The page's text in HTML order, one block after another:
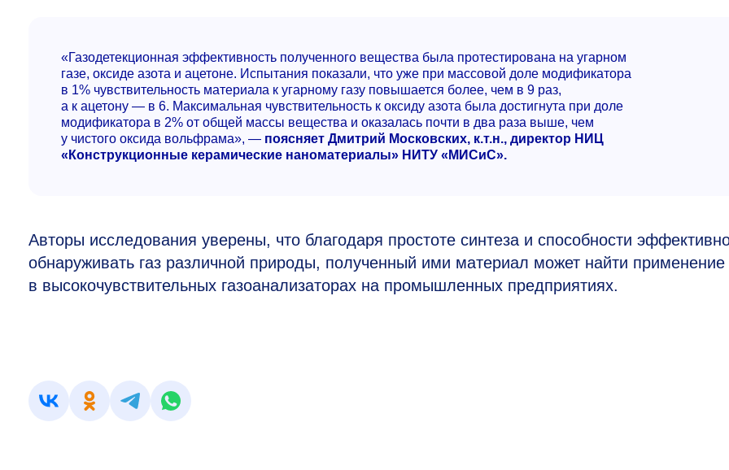
«Газодетекционная эффективность полученного вещества была протестирована на угарном
газе, оксиде азота и ацетоне. Испытания показали, что уже при массовой доле модификатора
в 1% чувствительность материала к угарному газу повышается более, чем в 9 раз,
а к ацетону — в 6. Максимальная чувствительность к оксиду азота была достигнута при доле
модификатора в 2% от общей массы вещества и оказалась почти в два раза выше, чем
у чистого оксида вольфрама», — поясняет Дмитрий Московских, к.т.н., директор НИЦ
«Конструкционные керамические наноматериалы» НИТУ «МИСиС».
Авторы исследования уверены, что благодаря простоте синтеза и способности
обнаруживать газ различной природы, полученный ими материал может найти применение
в высокочувствительных газоанализаторах на промышленных предприятиях.